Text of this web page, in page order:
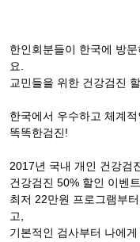
한인회분들이 한국에 방
요.
교민들을 위한 건강검진
한국에서 우수하고 체계
똑똑한검진!
2017년 국내 개인 건강검
건강검진 50% 할인 이벤
최저 22만원 프로그램부
고,
기본적인 검사부터 나에